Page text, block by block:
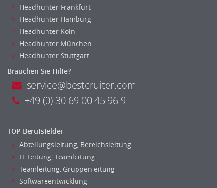
Headhunter Frankfurt
Headhunter Hamburg
Headhunter Koln
Headhunter München
Headhunter Stuttgart
Brauchen Sie Hilfe?
service@bestcruiter.com
+49 (0) 30 69 00 45 96 9
TOP Berufsfelder
Abteilungsleitung, Bereichsleitung
IT Leitung, Teamleitung
Teamleitung, Gruppenleitung
Softwareentwicklung